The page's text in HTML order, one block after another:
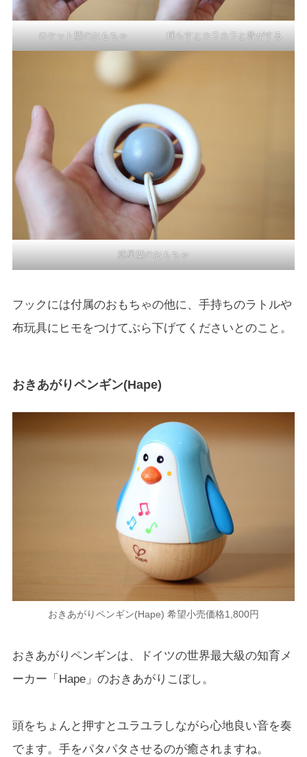
ロケット型のおもちゃ 揺らすとカラカラと音がする
惑星型のおもちゃ
フックには付属のおもちゃの他に、手持ちのラトルや
布玩具にヒモをつけてぶら下げてくださいとのこと。
おきあがりペンギン(Hape)
おきあがりペンギン(Hape) 希望小売価格1,800円
おきあがりペンギンは、ドイツの世界最大級の知育メ
ーカー「Hape」のおきあがりこぼし。
頭をちょんと押すとユラユラしながら心地良い音を奏
でます。手をパタパタさせるのが癒されますね。